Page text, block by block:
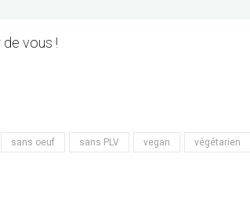
vous !
sans oeuf sans PLV vegan végétarien